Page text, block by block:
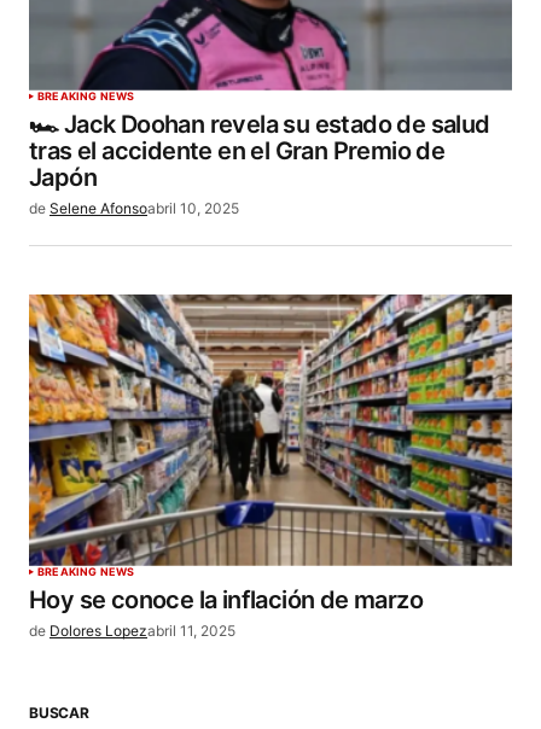
BREAKING NEWS
🏎️ Jack Doohan revela su estado de salud
tras el accidente en el Gran Premio de
Japón​
de Selene Afonsoabril 10, 2025
BREAKING NEWS
Hoy se conoce la inflación de marzo
de Dolores Lopezabril 11, 2025
BUSCAR